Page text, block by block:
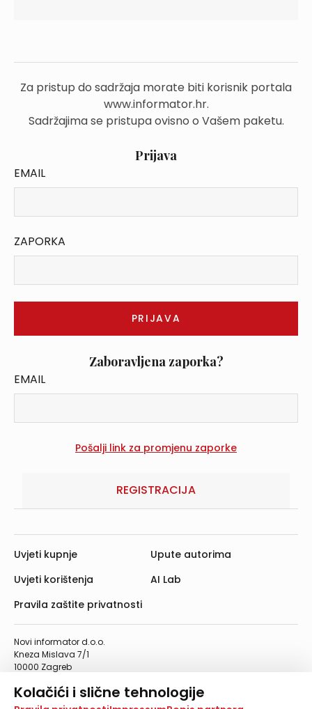
Kolačići i slične tehnologije
Za pristup do sadržaja morate biti korisnik portala
www.informator.hr.
Sadržajima se pristupa ovisno o Vašem paketu.
Prijava
EMAIL
ZAPORKA
Zaboravljena zaporka?
EMAIL
REGISTRACIJA
Novi informator d.o.o.
Kneza Mislava 7/1
10000 Zagreb
Telefaks: 01/4612-553
info@informator.hr
Uvjeti kupnje
Uvjeti korištenja
Pravila zaštite privatnosti
Upute autorima
AI Lab